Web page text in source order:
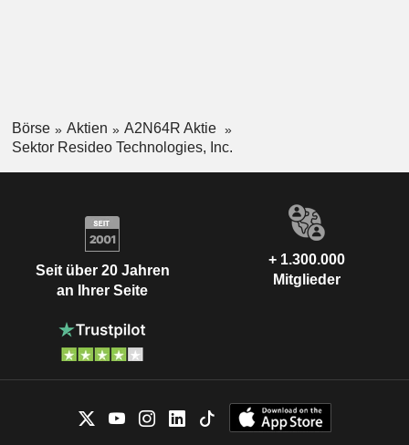
Börse Aktien
A2N64R Aktie
Sektor Resideo Technologies, Inc.
Seit über 20 Jahren
an Ihrer Seite
+ 1.300.000
Mitglieder